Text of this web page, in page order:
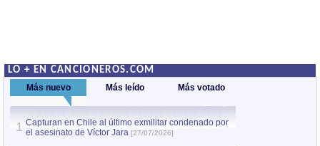
LO + EN CANCIONEROS.COM
Más nuevo Más leído Más votado
1 Capturan en Chile al último exmilitar condenado por
el asesinato de Víctor Jara [27/07/2026]